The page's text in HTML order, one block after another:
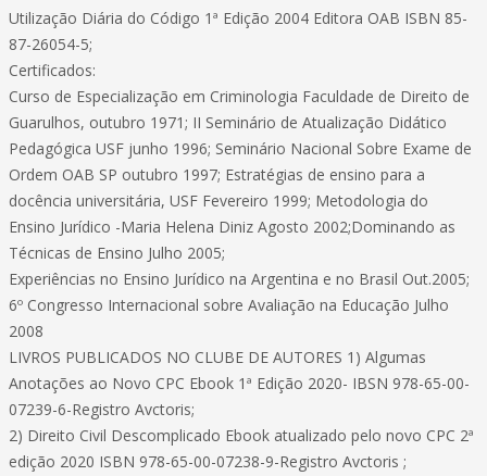
Utilização Diária do Código 1ª Edição 2004 Editora OAB ISBN 85-
87-26054-5;
Certificados:
Curso de Especialização em Criminologia Faculdade de Direito de
Guarulhos, outubro 1971; II Seminário de Atualização Didático
Pedagógica USF junho 1996; Seminário Nacional Sobre Exame de
Ordem OAB SP outubro 1997; Estratégias de ensino para a
docência universitária, USF Fevereiro 1999; Metodologia do
Ensino Jurídico -Maria Helena Diniz Agosto 2002;Dominando as
Técnicas de Ensino Julho 2005;
Experiências no Ensino Jurídico na Argentina e no Brasil Out.2005;
6º Congresso Internacional sobre Avaliação na Educação Julho
2008
LIVROS PUBLICADOS NO CLUBE DE AUTORES 1) Algumas
Anotações ao Novo CPC Ebook 1ª Edição 2020- IBSN 978-65-00-
07239-6-Registro Avctoris;
2) Direito Civil Descomplicado Ebook atualizado pelo novo CPC 2ª
edição 2020 ISBN 978-65-00-07238-9-Registro Avctoris ;